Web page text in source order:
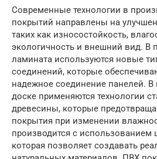
Современные технологии в
покрытий направлены на
таких как износостойкость,
экологичность и внешний вид. В
ламината используются новые
соединений, которые
надежное соединение панелей. В
доске применяются технологии
древесины, которые
покрытия при изменении
производится с использованием
которая позволяет создавать